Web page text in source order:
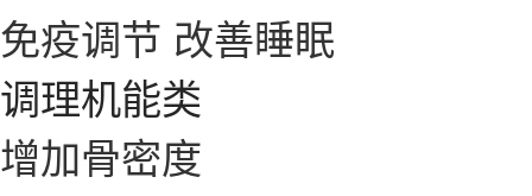
免疫调节 改善睡眠
调理机能类
增加骨密度